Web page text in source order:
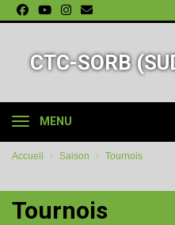
CTC-SORB
MENU
Accueil Saison Tournois
Tournois
Panneau de gestion des cookies